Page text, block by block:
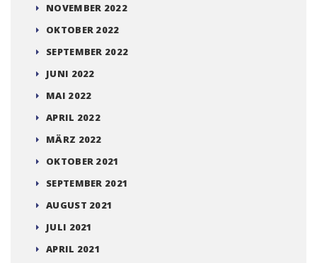
NOVEMBER 2022
OKTOBER 2022
SEPTEMBER 2022
JUNI 2022
MAI 2022
APRIL 2022
MÄRZ 2022
OKTOBER 2021
SEPTEMBER 2021
AUGUST 2021
JULI 2021
APRIL 2021